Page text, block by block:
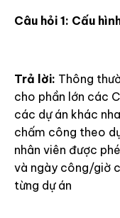
Câu hỏi 1: Cấu
Trả lời: Thông
cho phần lớn các
các dự án khác
chấm công theo
nhân viên được
và ngày công/giờ
từng dự án